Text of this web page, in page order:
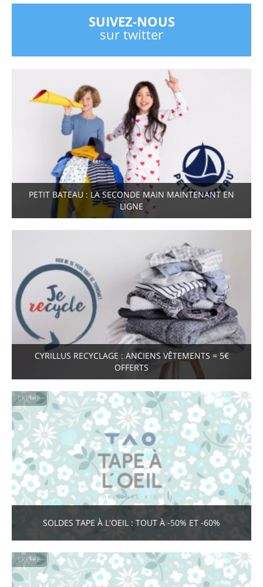
SUIVEZ-NOUS
sur twitter
PETIT BATEAU : LA SECONDE MAIN MAINTENANT EN
LIGNE
CYRILLUS RECYCLAGE : ANCIENS VÊTEMENTS = 5€
OFFERTS
EXPIRÉ
SOLDES TAPE À L'OEIL : TOUT À -50% ET -60%
EXPIRÉ